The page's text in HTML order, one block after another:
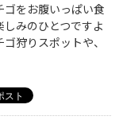
をお腹いっぱい食
みのひとつですよ
狩りスポットや、